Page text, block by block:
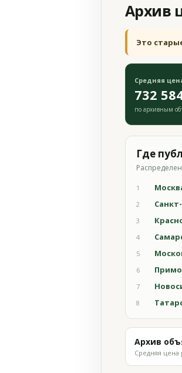
Архив
Это
Средняя
732
по архивным
Где
1
2
3
4
5
6
7
8
Архив
Средняя цена